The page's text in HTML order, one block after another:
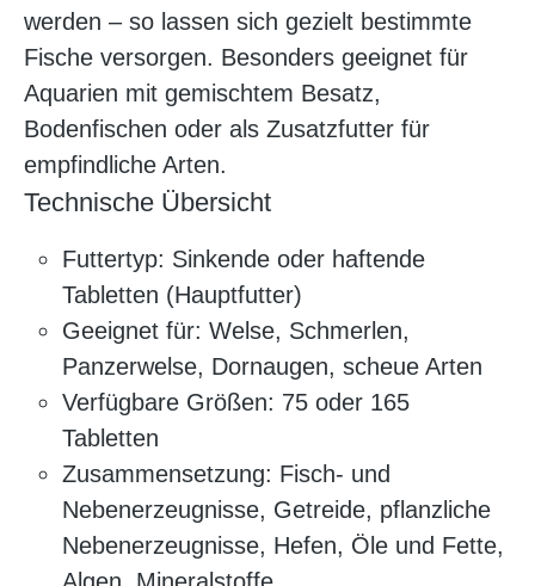
werden – so lassen sich gezielt bestimmte
Fische versorgen. Besonders geeignet für
Aquarien mit gemischtem Besatz,
Bodenfischen oder als Zusatzfutter für
empfindliche Arten.
Technische Übersicht
Futtertyp: Sinkende oder haftende
Tabletten (Hauptfutter)
Geeignet für: Welse, Schmerlen,
Panzerwelse, Dornaugen, scheue Arten
Verfügbare Größen: 75 oder 165
Tabletten
Zusammensetzung: Fisch- und
Nebenerzeugnisse, Getreide, pflanzliche
Nebenerzeugnisse, Hefen, Öle und Fette,